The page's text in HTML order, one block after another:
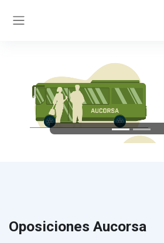
Anterior
Oposiciones Aucorsa